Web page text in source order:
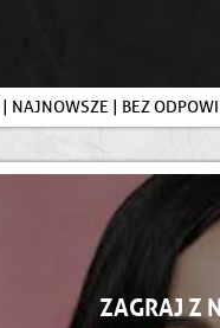
| NAJNOWSZE | BEZ
ZAGRAJ Z